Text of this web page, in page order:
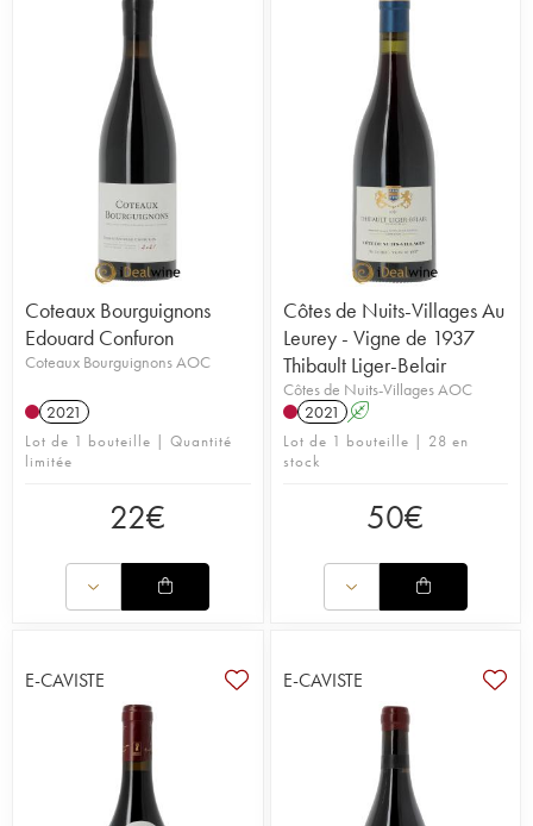
Coteaux Bourguignons
Edouard Confuron
Coteaux Bourguignons AOC
2021
Lot de 1 bouteille | Quantité
limitée
22€
Côtes de Nuits-Villages Au
Leurey - Vigne de 1937
Thibault Liger-Belair
Côtes de Nuits-Villages AOC
2021 A
Lot de 1 bouteille | 28 en
stock
50€
E-CAVISTE E-CAVISTE